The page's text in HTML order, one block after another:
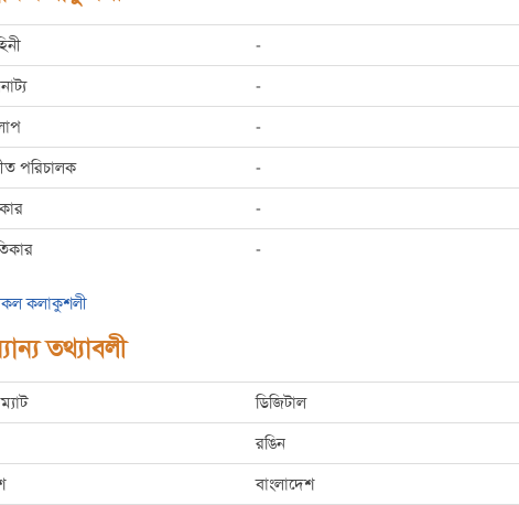
-
-
-
পরিচালক -
-
-
কলাকুশলী
তথ্যাবলী
ডিজিটাল
রঙিন
বাংলাদেশ